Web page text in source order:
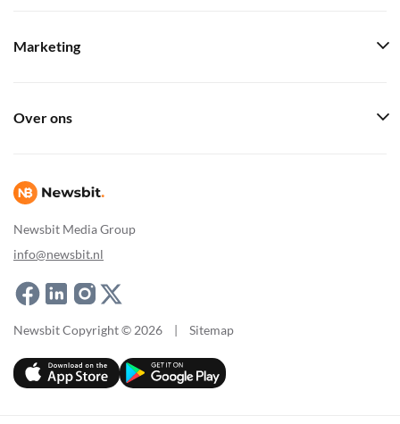
Newsbit Media Group
info@newsbit.nl
Marketing
Over ons
Newsbit Copyright © 2026 | Sitemap